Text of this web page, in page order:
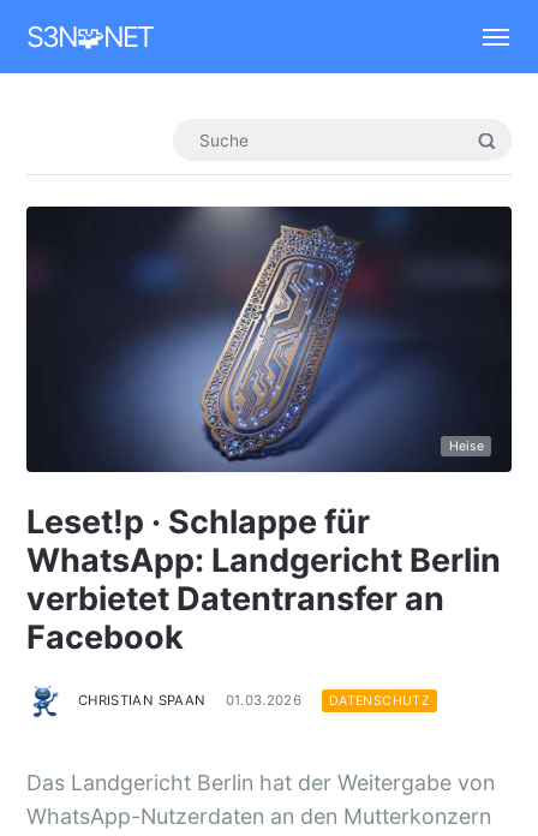
S3N🧩NET
Heise
Leset!p · Schlappe für
WhatsApp: Landgericht Berlin
verbietet Datentransfer an
Facebook
CHRISTIAN SPAAN 01.03.2026 DATENSCHUTZ
Das Landgericht Berlin hat der Weitergabe von
WhatsApp-Nutzerdaten an den Mutterkonzern